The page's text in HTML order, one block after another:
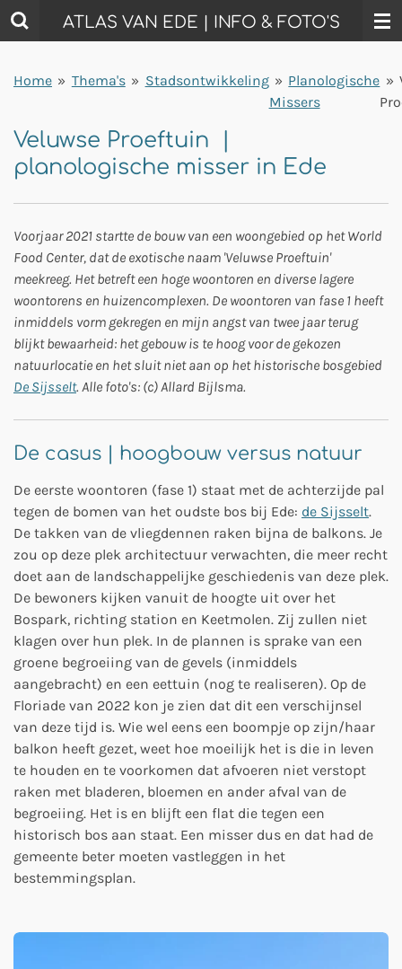
Ga
direct
de
ATLAS VAN EDE | INFO & FOTO'S
Home » Thema's » Stadsontwikkeling » Planologische
Missers
»
Veluwse Proeftuin |
planologische misser in Ede
Voorjaar 2021 startte de bouw van een woongebied op het World
Food Center, dat de exotische naam 'Veluwse Proeftuin'
meekreeg. Het betreft een hoge woontoren en diverse lagere
woontorens en huizencomplexen. De woontoren van fase 1 heeft
inmiddels vorm gekregen en mijn angst van twee jaar terug
blijkt bewaarheid: het gebouw is te hoog voor de gekozen
natuurlocatie en het sluit niet aan op het historische bosgebied
De Sijsselt. Alle foto's: (c) Allard Bijlsma.
De casus | hoogbouw versus natuur
De eerste woontoren (fase 1) staat met de achterzijde pal
tegen de bomen van het oudste bos bij Ede: de Sijsselt.
De takken van de vliegdennen raken bijna de balkons. Je
zou op deze plek architectuur verwachten, die meer recht
doet aan de landschappelijke geschiedenis van deze plek.
De bewoners kijken vanuit de hoogte uit over het
Bospark, richting station en Keetmolen. Zij zullen niet
klagen over hun plek. In de plannen is sprake van een
groene begroeiing van de gevels (inmiddels
aangebracht) en een eettuin (nog te realiseren). Op de
Floriade van 2022 kon je zien dat dit een verschijnsel
van deze tijd is. Wie wel eens een boompje op zijn/haar
balkon heeft gezet, weet hoe moeilijk het is die in leven
te houden en te voorkomen dat afvoeren niet verstopt
raken met bladeren, bloemen en ander afval van de
begroeiing. Het is en blijft een flat die tegen een
historisch bos aan staat. Een misser dus en dat had de
gemeente beter moeten vastleggen in het
bestemmingsplan.